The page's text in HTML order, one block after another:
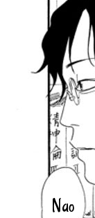
Nao